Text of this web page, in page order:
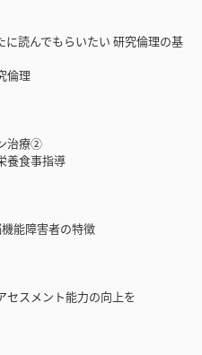
読んでもらいたい 研究倫理の基
倫理
治療②
養食事指導
能障害者の特徴
セスメント能力の向上を